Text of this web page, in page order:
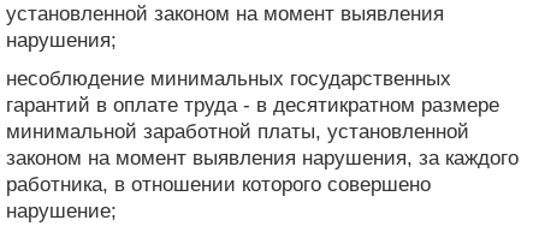
установленной законом на момент выявления
нарушения;
несоблюдение минимальных государственных
гарантий в оплате труда - в десятикратном размере
минимальной заработной платы, установленной
законом на момент выявления нарушения, за каждого
работника, в отношении которого совершено
нарушение;